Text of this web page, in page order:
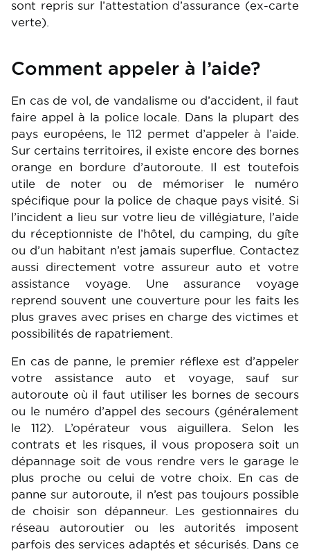
sont repris sur l’attestation d’assurance (ex-carte
verte).
Comment appeler à l’aide?
En cas de vol, de vandalisme ou d’accident, il faut
faire appel à la police locale. Dans la plupart des
pays européens, le 112 permet d’appeler à l’aide.
Sur certains territoires, il existe encore des bornes
orange en bordure d’autoroute. Il est toutefois
utile de noter ou de mémoriser le numéro
spécifique pour la police de chaque pays visité. Si
l’incident a lieu sur votre lieu de villégiature, l’aide
du réceptionniste de l’hôtel, du camping, du gîte
ou d’un habitant n’est jamais superflue. Contactez
aussi directement votre assureur auto et votre
assistance voyage. Une assurance voyage
reprend souvent une couverture pour les faits les
plus graves avec prises en charge des victimes et
possibilités de rapatriement.
En cas de panne, le premier réflexe est d’appeler
votre assistance auto et voyage, sauf sur
autoroute où il faut utiliser les bornes de secours
ou le numéro d’appel des secours (généralement
le 112). L’opérateur vous aiguillera. Selon les
contrats et les risques, il vous proposera soit un
dépannage soit de vous rendre vers le garage le
plus proche ou celui de votre choix. En cas de
panne sur autoroute, il n’est pas toujours possible
de choisir son dépanneur. Les gestionnaires du
réseau autoroutier ou les autorités imposent
parfois des services adaptés et sécurisés. Dans ce